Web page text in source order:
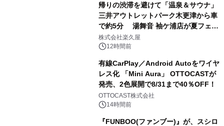
帰りの渋滞を避けて「温泉＆サウナ」
三井アウトレットパーク木更津から車
で約5分 湯舞音 袖ケ浦店が夏フェア
メニューを提供
株式会社楽久屋
12時間前
有線CarPlay／Android Autoをワイヤ
レス化 「Mini Aura」 OTTOCASTが
発売、2色展開で8/31まで40％OFF！
OTTOCAST株式会社
14時間前
『FUNBOO(ファンブー)』が、スシロ